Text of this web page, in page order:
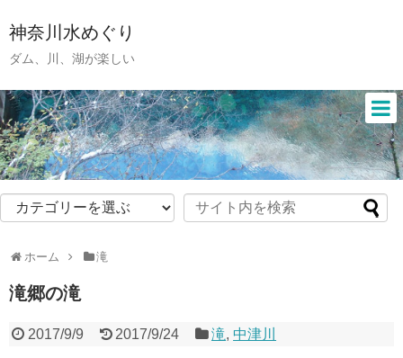
神奈川水めぐり
ダム、川、湖が楽しい
ホーム 滝
滝郷の滝
2017/9/9 2017/9/24 滝,中津川